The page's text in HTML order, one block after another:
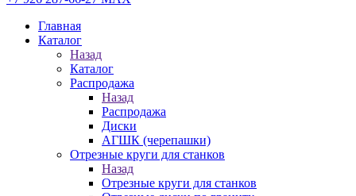
Главная
Каталог
Назад
Каталог
Распродажа
Назад
Распродажа
Диски
АГШК (черепашки)
Отрезные круги для станков
Назад
Отрезные круги для станков